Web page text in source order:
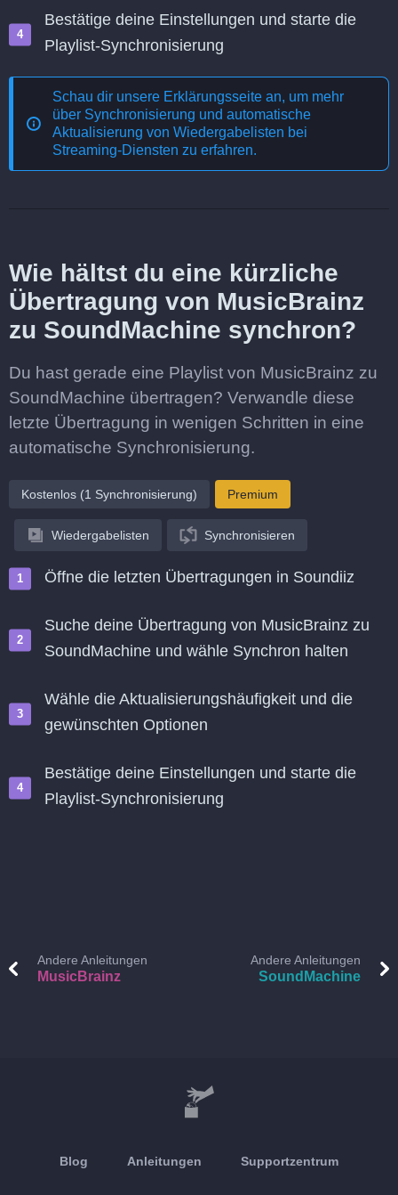
Bestätige deine Einstellungen und starte die
Playlist-Synchronisierung
Schau dir unsere Erklärungsseite an, um mehr
über Synchronisierung und automatische
Aktualisierung von Wiedergabelisten bei
Streaming-Diensten zu erfahren.
Wie hältst du eine kürzliche
Übertragung von MusicBrainz
zu SoundMachine synchron?
Du hast gerade eine Playlist von MusicBrainz zu
SoundMachine übertragen? Verwandle diese
letzte Übertragung in wenigen Schritten in eine
automatische Synchronisierung.
Kostenlos (1 Synchronisierung) Premium
Wiedergabelisten Synchronisieren
Öffne die letzten Übertragungen in Soundiiz
Suche deine Übertragung von MusicBrainz zu
SoundMachine und wähle Synchron halten
Wähle die Aktualisierungshäufigkeit und die
gewünschten Optionen
Bestätige deine Einstellungen und starte die
Playlist-Synchronisierung
Andere Anleitungen
MusicBrainz
Andere Anleitungen
SoundMachine
Blog Anleitungen Supportzentrum